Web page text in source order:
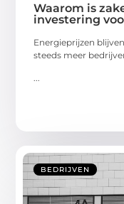
Waarom is
investering
Energieprijzen
steeds meer
...
BEDRIJVEN